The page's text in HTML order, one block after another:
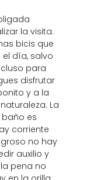
la visita.
bicis que
día, salvo
para
disfrutar
y a la
La
es
corriente
no hay
auxilio y
pena no